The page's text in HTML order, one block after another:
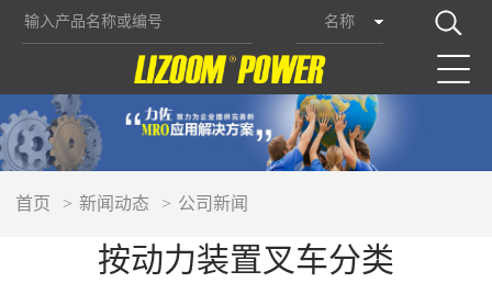
名称
首页 新闻动态 公司新闻
按动力装置叉车分类